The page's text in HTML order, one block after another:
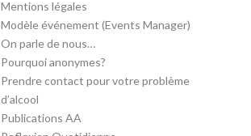
Mentions légales
Modèle événement (Events Manager)
On parle de nous…
Pourquoi anonymes?
Prendre contact pour votre problème
d’alcool
Publications AA